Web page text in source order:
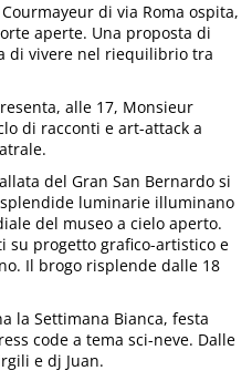
Courmayeur di via Roma ospita,
aperte. Una proposta di
di vivere nel riequilibrio tra
alle 17, Monsieur
di racconti e art-attack a
del Gran San Bernardo si
luminarie illuminano
del museo a cielo aperto.
su progetto grafico-artistico e
Il brogo risplende dalle 18
la Settimana Bianca, festa
code a tema sci-neve. Dalle
e dj Juan.